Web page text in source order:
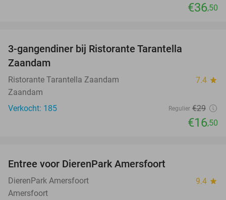
€36,50
3-gangendiner bij Ristorante Tarantella
Zaandam
Ristorante Tarantella Zaandam 7.4 star
Zaandam
Verkocht: 185
Regulier €29
€16,50
Entree voor DierenPark Amersfoort
DierenPark Amersfoort 9.4 star
Amersfoort